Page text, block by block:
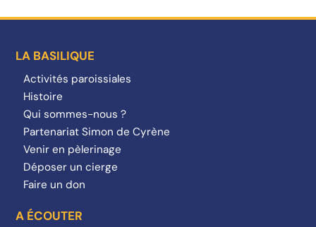
LA BASILIQUE
Activités paroissiales
Histoire
Qui sommes-nous ?
Partenariat Simon de Cyrène
Venir en pèlerinage
Déposer un cierge
Faire un don
A ÉCOUTER